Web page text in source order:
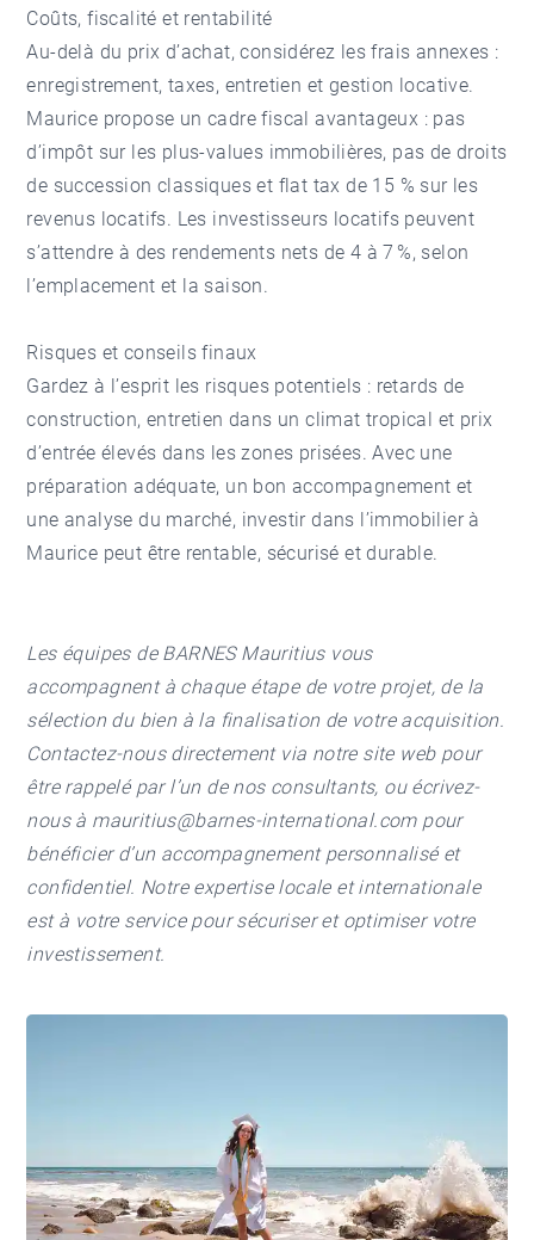
Coûts, fiscalité et rentabilité
Au-delà du prix d’achat, considérez les frais annexes :
enregistrement, taxes, entretien et gestion locative.
Maurice propose un cadre fiscal avantageux : pas
d’impôt sur les plus-values immobilières, pas de droits
de succession classiques et flat tax de 15 % sur les
revenus locatifs. Les investisseurs locatifs peuvent
s’attendre à des rendements nets de 4 à 7 %, selon
l’emplacement et la saison.
Risques et conseils finaux
Gardez à l’esprit les risques potentiels : retards de
construction, entretien dans un climat tropical et prix
d’entrée élevés dans les zones prisées. Avec une
préparation adéquate, un bon accompagnement et
une analyse du marché, investir dans l’immobilier à
Maurice peut être rentable, sécurisé et durable.
Les équipes de BARNES Mauritius vous
accompagnent à chaque étape de votre projet, de la
sélection du bien à la finalisation de votre acquisition.
Contactez-nous directement via notre site web pour
être rappelé par l’un de nos consultants, ou écrivez-
nous à mauritius@barnes-international.compour
bénéficier d’un accompagnement personnalisé et
confidentiel. Notre expertise locale et internationale
est à votre service pour sécuriser et optimiser votre
investissement.